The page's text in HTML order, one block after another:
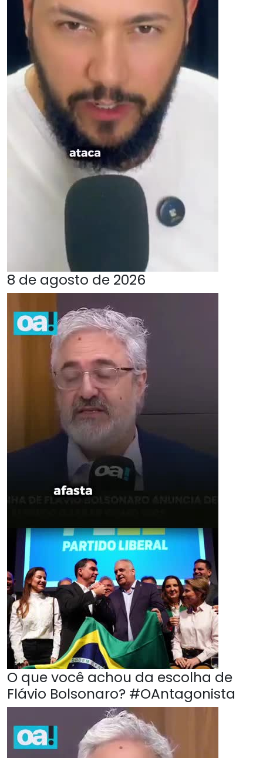
8 de agosto de 2026
O que você achou da escolha de
Flávio Bolsonaro? #OAntagonista